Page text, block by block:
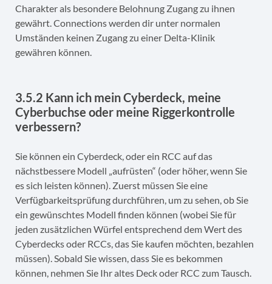
Charakter als besondere Belohnung Zugang zu ihnen
gewährt. Connections werden dir unter normalen
Umständen keinen Zugang zu einer Delta-Klinik
gewähren können.
3.5.2 Kann ich mein Cyberdeck, meine
Cyberbuchse oder meine Riggerkontrolle
verbessern?
Sie können ein Cyberdeck, oder ein RCC auf das
nächstbessere Modell „aufrüsten“ (oder höher, wenn Sie
es sich leisten können). Zuerst müssen Sie eine
Verfügbarkeitsprüfung durchführen, um zu sehen, ob Sie
ein gewünschtes Modell finden können (wobei Sie für
jeden zusätzlichen Würfel entsprechend dem Wert des
Cyberdecks oder RCCs, das Sie kaufen möchten, bezahlen
müssen). Sobald Sie wissen, dass Sie es bekommen
können, nehmen Sie Ihr altes Deck oder RCC zum Tausch.